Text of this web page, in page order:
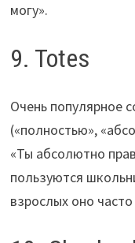
могу».
9. Totes
Очень популярное
(«полностью»,
«Ты абсолютно
пользуются
взрослых оно